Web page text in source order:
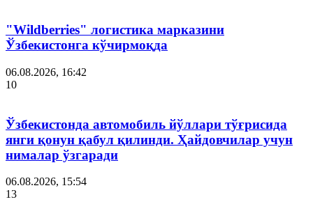
"Wildberries" логистика марказини
Ўзбекистонга кўчирмоқда
06.08.2026, 16:42
10
Ўзбекистонда автомобиль йўллари тўғрисида
янги қонун қабул қилинди. Ҳайдовчилар учун
нималар ўзгаради
06.08.2026, 15:54
13